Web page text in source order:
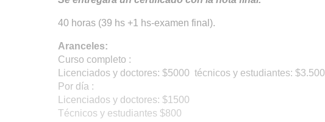
40 horas (39 hs +1 hs-examen final).
Aranceles:
Curso completo :
Licenciados y doctores: $5000 técnicos y estudiantes: $3.500
Por día :
Licenciados y doctores: $1500
Técnicos y estudiantes $800